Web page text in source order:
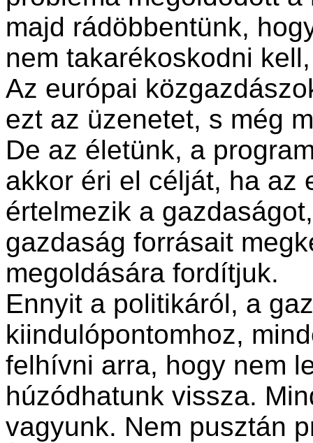
majd rádöbbentünk,
nem takarékoskodni
Az európai
ezt az üzenetet, s még
De az életünk, a
akkor éri el célját, ha az
értelmezik a
gazdaság forrásait
megoldására fordítjuk.
Ennyit a politikáról, a
kiindulópontomhoz,
felhívni arra, hogy nem
húzódhatunk vissza.
vagyunk. Nem pusztán